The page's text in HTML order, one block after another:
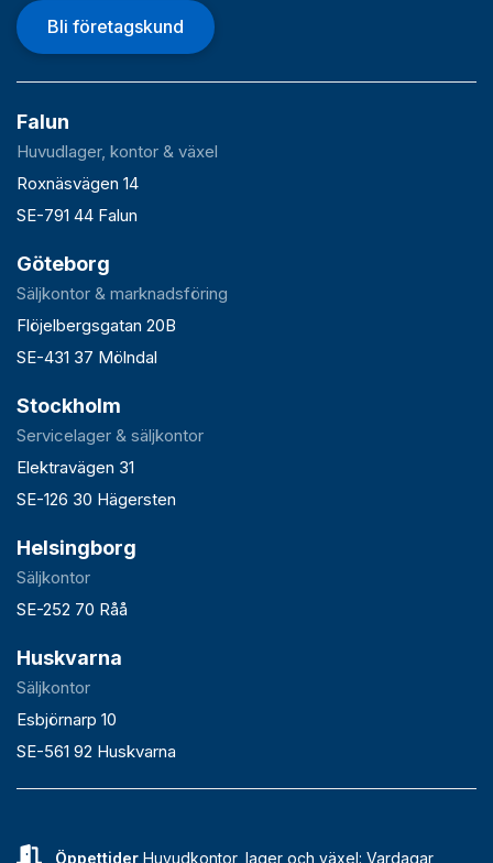
Bli företagskund
Falun
Huvudlager, kontor & växel
Roxnäsvägen 14
SE-791 44 Falun
Göteborg
Säljkontor & marknadsföring
Flöjelbergsgatan 20B
SE-431 37 Mölndal
Stockholm
Servicelager & säljkontor
Elektravägen 31
SE-126 30 Hägersten
Helsingborg
Säljkontor
SE-252 70 Råå
Huskvarna
Säljkontor
Esbjörnarp 10
SE-561 92 Huskvarna
ÖppettiderHuvudkontor, lager och växel: Vardagar